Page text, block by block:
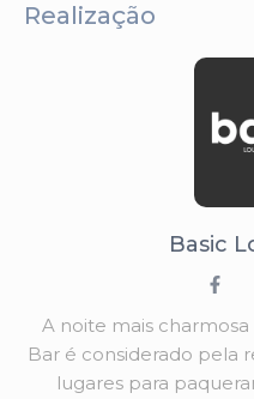
Realização
Basic
A noite mais
Bar é considerado pela
lugares para